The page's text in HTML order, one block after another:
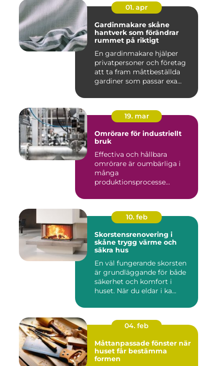
01. apr
Gardinmakare skåne
hantverk som förändrar
rummet på riktigt
En gardinmakare hjälper
privatpersoner och företag
att ta fram måttbeställda
gardiner som passar exa...
19. mar
Omrörare för industriellt
bruk
Effectiva och hållbara
omrörare är oumbärliga i
många
produktionsprocesse...
10. feb
Skorstensrenovering i
skåne trygg värme och
säkra hus
En väl fungerande skorsten
är grundläggande för både
säkerhet och komfort i
huset. När du eldar i ka...
04. feb
Måttanpassade fönster när
huset får bestämma
formen